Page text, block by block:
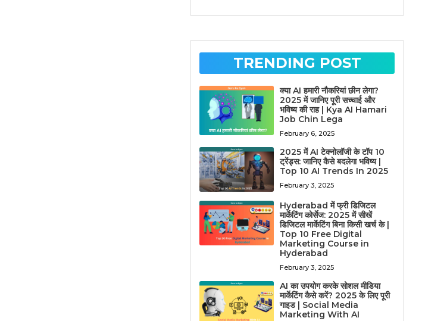
TRENDING POST
क्या AI हमारी नौकरियां छीन लेगा?
2025 में जानिए पूरी सच्चाई और
भविष्य की राह | Kya AI Hamari
Job Chin Lega
February 6, 2025
2025 में AI टेक्नोलॉजी के टॉप 10
ट्रेंड्स: जानिए कैसे बदलेगा भविष्य |
Top 10 AI Trends In 2025
February 3, 2025
Hyderabad में फ्री डिजिटल
मार्केटिंग कोर्सेज: 2025 में सीखें
डिजिटल मार्केटिंग बिना किसी खर्च के |
Top 10 Free Digital
Marketing Course in
Hyderabad
February 3, 2025
AI का उपयोग करके सोशल मीडिया
मार्केटिंग कैसे करें? 2025 के लिए पूरी
गाइड | Social Media
Marketing With AI